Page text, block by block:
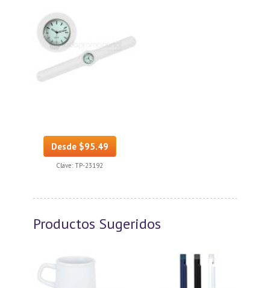
Desde $95.49
Clave: TP-23192
Productos Sugeridos